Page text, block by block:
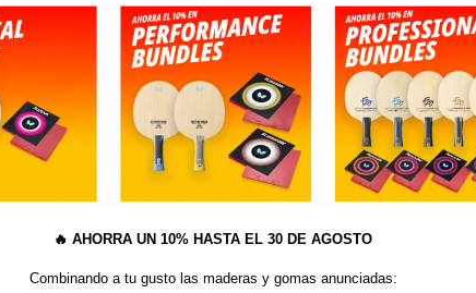
🔥 AHORRA UN 10% HASTA EL 30 DE AGOSTO
Combinando a tu gusto las maderas y gomas anunciadas: